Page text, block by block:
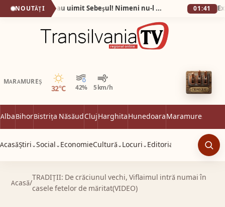
NOUTĂȚI Fotografiile care au uimit Sebeșul! Nimeni nu-l mai recunoaște pe Eugen după ce a slăbit 60 de kilograme în 9 luni! 01:41
MARAMUREȘ
32°C 42% 5 km/h
Senin
AlbaBihorBistrița NăsăudClujHarghitaHunedoaraMaramureș
AcasăȘtiri ⌄Social ⌄ EconomieCultură ⌄ Locuri ⌄ Editorial
Acasă/
TRADIŢII: De crăciunul vechi, Viflaimul intră numai în
casele fetelor de măritat(VIDEO)